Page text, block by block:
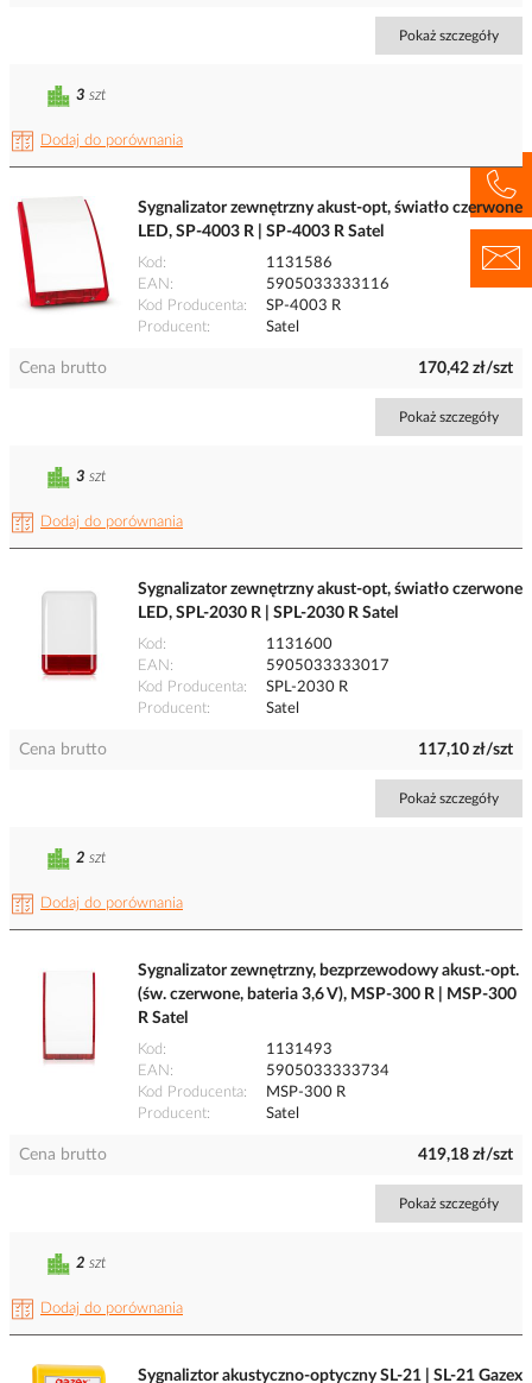
Pokaż szczegóły
Dodaj do porównania
3 szt
Sygnalizator zewnętrzny akust-opt, światło czerwone
LED, SP-4003 R | SP-4003 R Satel
Kod
1131586
EAN
5905033333116
Kod Producenta
SP-4003 R
Producent
Satel
Cena brutto 170,42 zł/szt
Pokaż szczegóły
Dodaj do porównania
3 szt
Sygnalizator zewnętrzny akust-opt, światło czerwone
LED, SPL-2030 R | SPL-2030 R Satel
Kod
1131600
EAN
5905033333017
Kod Producenta
SPL-2030 R
Producent
Satel
Cena brutto 117,10 zł/szt
Pokaż szczegóły
Dodaj do porównania
2 szt
Sygnalizator zewnętrzny, bezprzewodowy akust.-opt.
(św. czerwone, bateria 3,6 V), MSP-300 R | MSP-300
R Satel
Kod
1131493
EAN
5905033333734
Kod Producenta
MSP-300 R
Producent
Satel
Cena brutto 419,18 zł/szt
Pokaż szczegóły
Dodaj do porównania
2 szt
Sygnaliztor akustyczno-optyczny SL-21 | SL-21 Gazex